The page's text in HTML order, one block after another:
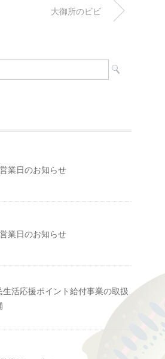
大御所のビビ
業日のお知らせ
業日のお知らせ
生活応援ポイント給付事業の取扱